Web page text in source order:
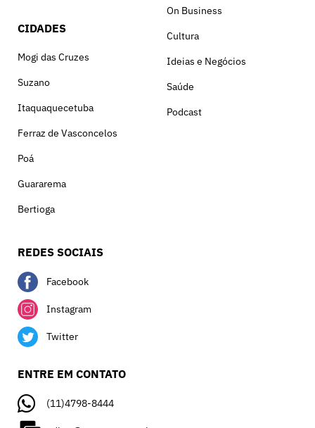
CIDADES
Mogi das Cruzes
Suzano
Itaquaquecetuba
Ferraz de Vasconcelos
Poá
Guararema
Bertioga
On Business
Cultura
Ideias e Negócios
Saúde
Podcast
REDES SOCIAIS
Facebook
Instagram
Twitter
ENTRE EM CONTATO
(11)4798-8444